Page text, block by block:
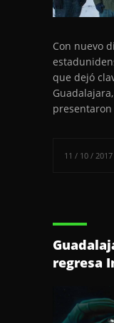
Con nuevo
que dejó
presentaron
11 / 10 / 2017
regresa